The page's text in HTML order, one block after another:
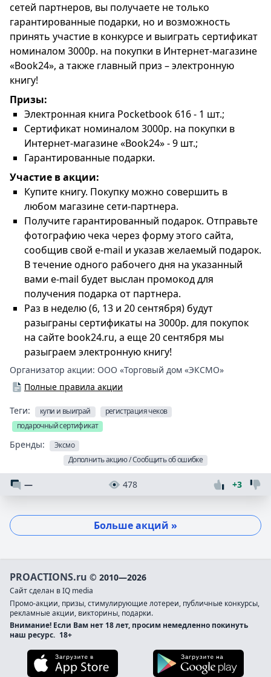
сетей партнеров, вы получаете не только
гарантированные подарки, но и возможность
принять участие в конкурсе и выиграть сертификат
номиналом 3000р. на покупки в Интернет-магазине
«Book24», а также главный приз – электронную
книгу!
Призы:
Электронная книга Pocketbook 616 - 1 шт.;
Сертификат номиналом 3000р. на покупки в
Интернет-магазине «Book24» - 9 шт.;
Гарантированные подарки.
Участие в акции:
Купите книгу. Покупку можно совершить в
любом магазине сети-партнера.
Получите гарантированный подарок. Отправьте
фотографию чека через форму этого сайта,
сообщив свой e-mail и указав желаемый подарок.
В течение одного рабочего дня на указанный
вами e-mail будет выслан промокод для
получения подарка от партнера.
Раз в неделю (6, 13 и 20 сентября) будут
разыграны сертификаты на 3000р. для покупок
на сайте book24.ru, а еще 20 сентября мы
разыграем электронную книгу!
Организатор акции: ООО «Торговый дом «ЭКСМО»
Полные правила акции
Теги: купи и выиграй
регистрация чеков
подарочный сертификат
Бренды:
Эксмо
Дополнить акцию / Сообщить об ошибке
— 478 +3
Больше акций »
PROACTIONS.ru © 2010—2026
Сайт сделан в IQ media
Промо-акции, призы, стимулирующие лотереи, публичные конкурсы,
рекламные акции, викторины, подарки.
Внимание! Если Вам нет 18 лет, просим немедленно покинуть
наш ресурс. 18+
Загрузите в App Store